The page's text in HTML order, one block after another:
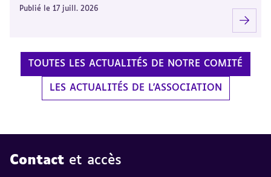
Publié le 17 juill. 2026
TOUTES LES ACTUALITÉS DE NOTRE COMITÉ
LES ACTUALITÉS DE L'ASSOCIATION
Contact et accès